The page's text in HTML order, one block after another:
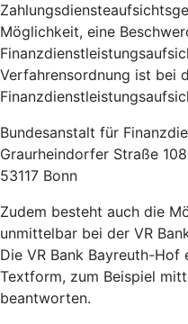
Möglichkeit, eine
Verfahrensordnung ist bei
Bundesanstalt für
Graurheindorfer Straße 108
53117 Bonn
Zudem besteht auch die
unmittelbar bei der VR
Die VR Bank Bayreuth-Hof
Textform, zum Beispiel
beantworten.